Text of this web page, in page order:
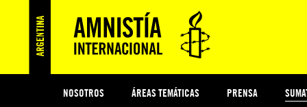
NOSOTROS ÁREAS TEMÁTICAS PRENSA